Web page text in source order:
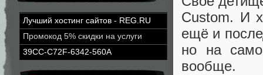
Лучший хостинг сайтов - REG.RU
Промокод 5% скидки на услуги
39CC-C72F-6342-560A
Custom. И
ещё и
но на
вообще.